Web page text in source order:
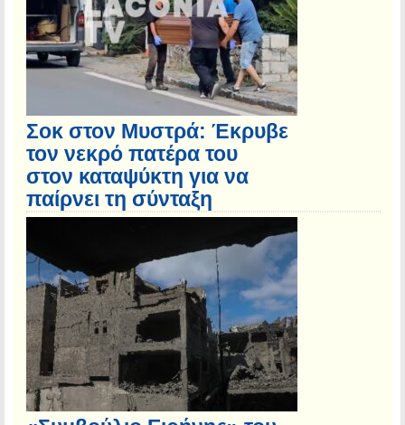
Σοκ στον Μυστρά: Έκρυβε
τον νεκρό πατέρα του
στον καταψύκτη για να
παίρνει τη σύνταξη